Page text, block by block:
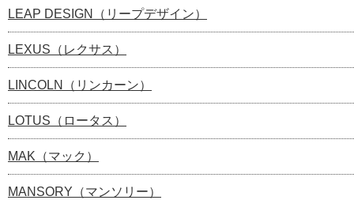
LEAP DESIGN（リープデザイン）
LEXUS（レクサス）
LINCOLN（リンカーン）
LOTUS（ロータス）
MAK（マック）
MANSORY（マンソリー）